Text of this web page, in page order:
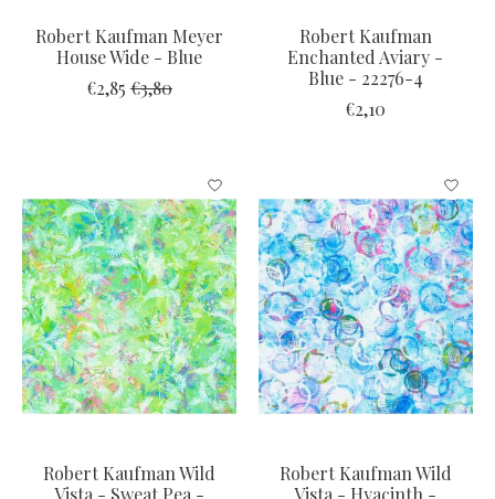
Robert Kaufman Meyer
House Wide - Blue
€2,85 €3,80
Robert Kaufman
Enchanted Aviary -
Blue - 22276-4
€2,10
Robert Kaufman Wild
Vista - Sweat Pea -
Robert Kaufman Wild
Vista - Hyacinth -